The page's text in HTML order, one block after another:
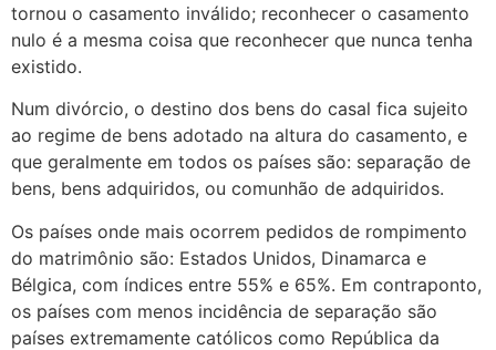
tornou o casamento inválido; reconhecer o casamento
nulo é a mesma coisa que reconhecer que nunca tenha
existido.
Num divórcio, o destino dos bens do casal fica sujeito
ao regime de bens adotado na altura do casamento, e
que geralmente em todos os países são: separação de
bens, bens adquiridos, ou comunhão de adquiridos.
Os países onde mais ocorrem pedidos de rompimento
do matrimônio são: Estados Unidos, Dinamarca e
Bélgica, com índices entre 55% e 65%. Em contraponto,
os países com menos incidência de separação são
países extremamente católicos como República da